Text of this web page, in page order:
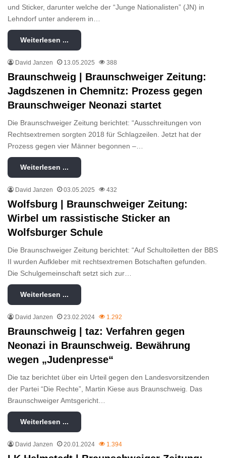
und Sticker, darunter welche der “Junge Nationalisten” (JN) in
Lehndorf unter anderem in…
Weiterlesen ...
David Janzen 13.05.2025 388
Braunschweig | Braunschweiger Zeitung:
Jagdszenen in Chemnitz: Prozess gegen
Braunschweiger Neonazi startet
Die Braunschweiger Zeitung berichtet: “Ausschreitungen von
Rechtsextremen sorgten 2018 für Schlagzeilen. Jetzt hat der
Prozess gegen vier Männer begonnen –…
Weiterlesen ...
David Janzen 03.05.2025 432
Wolfsburg | Braunschweiger Zeitung:
Wirbel um rassistische Sticker an
Wolfsburger Schule
Die Braunschweiger Zeitung berichtet: “Auf Schultoiletten der BBS
II wurden Aufkleber mit rechtsextremen Botschaften gefunden.
Die Schulgemeinschaft setzt sich zur…
Weiterlesen ...
David Janzen 23.02.2024 1.292
Braunschweig | taz: Verfahren gegen
Neonazi in Braunschweig. Bewährung
wegen „Judenpresse“
Die taz berichtet über ein Urteil gegen den Landesvorsitzenden
der Partei “Die Rechte”, Martin Kiese aus Braunschweig. Das
Braunschweiger Amtsgericht…
Weiterlesen ...
David Janzen 20.01.2024 1.394